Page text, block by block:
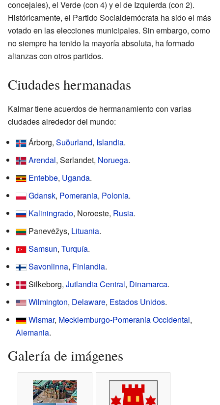
concejales), el Verde (con 4) y el de Izquierda (con 2).
Históricamente, el Partido Socialdemócrata ha sido el más
votado en las elecciones municipales. Sin embargo, como
no siempre ha tenido la mayoría absoluta, ha formado
alianzas con otros partidos.
Ciudades hermanadas
Kalmar tiene acuerdos de hermanamiento con varias
ciudades alrededor del mundo:
Árborg, Suðurland, Islandia.
Arendal, Sørlandet, Noruega.
Entebbe, Uganda.
Gdansk, Pomerania, Polonia.
Kaliningrado, Noroeste, Rusia.
Panevėžys, Lituania.
Samsun, Turquía.
Savonlinna, Finlandia.
Silkeborg, Jutlandia Central, Dinamarca.
Wilmington, Delaware, Estados Unidos.
Wismar, Mecklemburgo-Pomerania Occidental,
Alemania.
Galería de imágenes